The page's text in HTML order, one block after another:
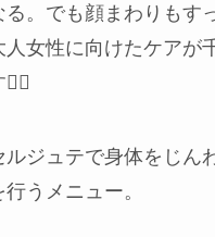
る。でも顔まわりもす
人女性に向けたケアが
ジュテで身体をじん
うメニュー。